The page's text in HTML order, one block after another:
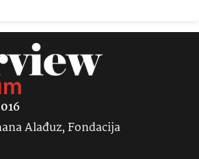
Alađuz, Fondacija